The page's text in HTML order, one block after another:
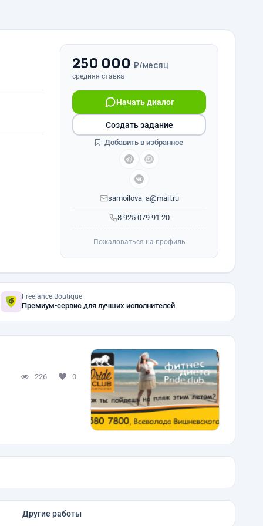
250 000 ₽/месяц
средняя ставка
8 925 079 91 20
Начать диалог
samoilova_a@mail.ru
Создать задание
Добавить в избранное
Пожаловаться на профиль
Freelance.Boutique
Премиум-сервис для лучших исполнителей
226 0
Другие работы